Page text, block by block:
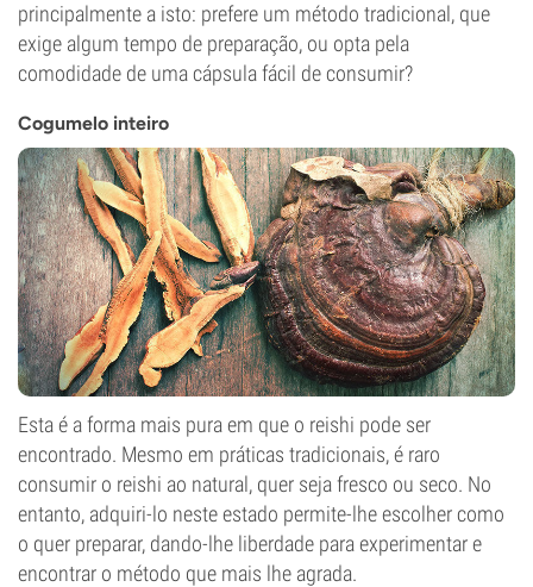
principalmente a isto: prefere um método tradicional, que
exige algum tempo de preparação, ou opta pela
comodidade de uma cápsula fácil de consumir?
Cogumelo inteiro
Esta é a forma mais pura em que o reishi pode ser
encontrado. Mesmo em práticas tradicionais, é raro
consumir o reishi ao natural, quer seja fresco ou seco. No
entanto, adquiri-lo neste estado permite-lhe escolher como
o quer preparar, dando-lhe liberdade para experimentar e
encontrar o método que mais lhe agrada.